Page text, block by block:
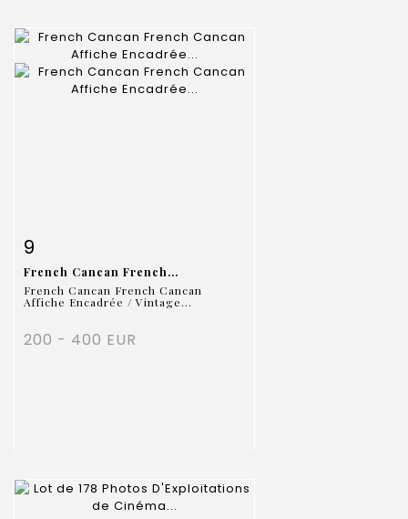
9
French Cancan French...
French Cancan French Cancan
Affiche Encadrée / Vintage...
200 - 400 EUR